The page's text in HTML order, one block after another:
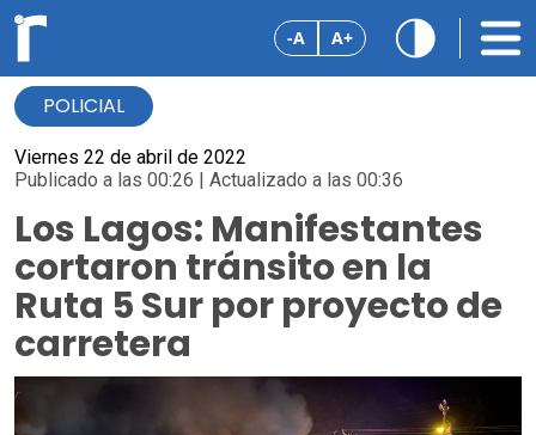
-A A+
POLICIAL
Viernes 22 de abril de 2022
Publicado a las 00:26 | Actualizado a las 00:36
Los Lagos: Manifestantes
cortaron tránsito en la
Ruta 5 Sur por proyecto de
carretera